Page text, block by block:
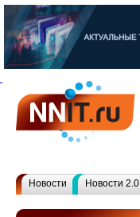
Новости Новости 2.0